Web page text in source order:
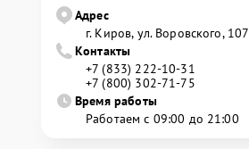
Адрес
г. Киров, ул. Воровского, 107
Контакты
+7 (833) 222-10-31
+7 (800) 302-71-75
Время работы
Работаем с 09:00 до 21:00